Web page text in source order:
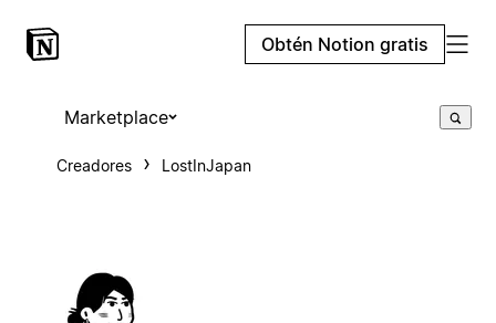
Obtén Notion gratis
Marketplace
Creadores LostInJapan